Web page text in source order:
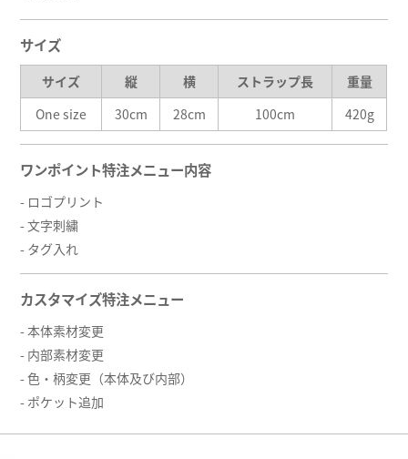
サイズ
サイズ 縦 横 ストラップ長
重量
One size
30cm 28cm 100cm 420g
ワンポイント特注メニュー内容
- ロゴプリント
- 文字刺繍
- タグ入れ
カスタマイズ特注メニュー
- 本体素材変更
- 内部素材変更
- 色・柄変更（本体及び内部）
- ポケット追加